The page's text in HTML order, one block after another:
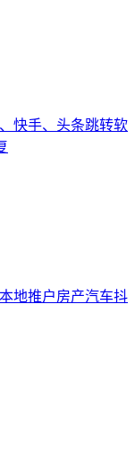
快手、头条跳转软
地推户房产汽车抖